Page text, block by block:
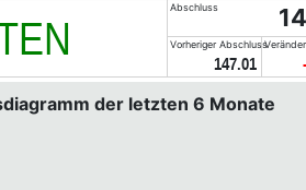
Abschluss
Vorheriger Abschluss
147.01
der letzten 6 Monate